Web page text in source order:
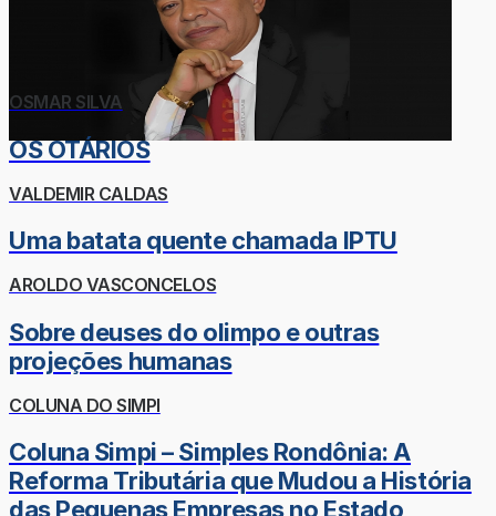
OSMAR SILVA
OS OTÁRIOS
VALDEMIR CALDAS
Uma batata quente chamada IPTU
AROLDO VASCONCELOS
Sobre deuses do olimpo e outras
projeções humanas
COLUNA DO SIMPI
Coluna Simpi – Simples Rondônia: A
Reforma Tributária que Mudou a História
das Pequenas Empresas no Estado